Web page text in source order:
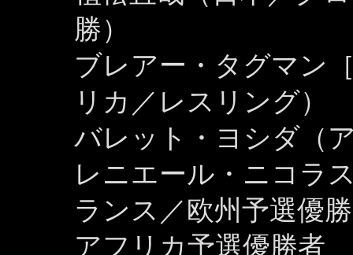
勝）
ブレアー・タグマン
リカ／レスリング）
バレット・ヨシダ（
レニエール・ニコラ
ランス／欧州予選優
アフリカ予選優勝者